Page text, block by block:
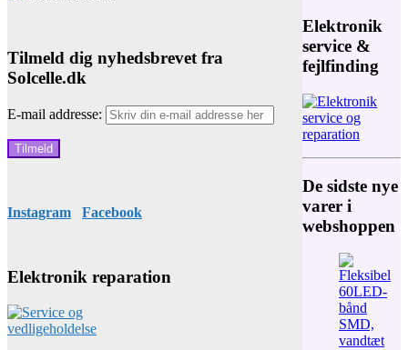
var:
17.200,00
pris
12.650,00
Elektronik
service &
fejlfinding
De sidste nye
varer i
webshoppen
Tilmeld dig nyhedsbrevet fra
Solcelle.dk
E-mail addresse:
Instagram Facebook
Elektronik reparation